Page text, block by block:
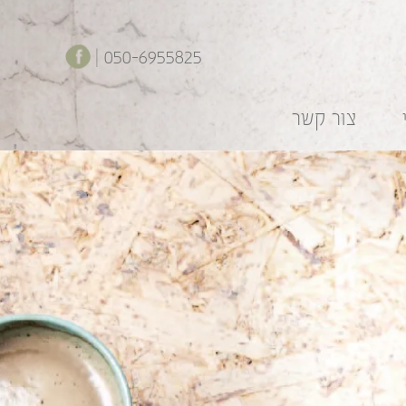
050-6955825 |
צור קשר